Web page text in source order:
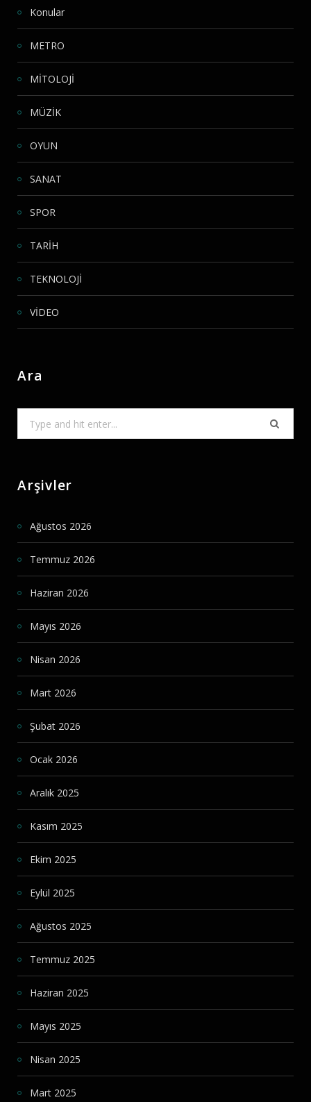
Konular
METRO
MİTOLOJİ
MÜZİK
OYUN
SANAT
SPOR
TARİH
TEKNOLOJİ
VİDEO
Ara
Arşivler
Ağustos 2026
Temmuz 2026
Haziran 2026
Mayıs 2026
Nisan 2026
Mart 2026
Şubat 2026
Ocak 2026
Aralık 2025
Kasım 2025
Ekim 2025
Eylül 2025
Ağustos 2025
Temmuz 2025
Haziran 2025
Mayıs 2025
Nisan 2025
Mart 2025